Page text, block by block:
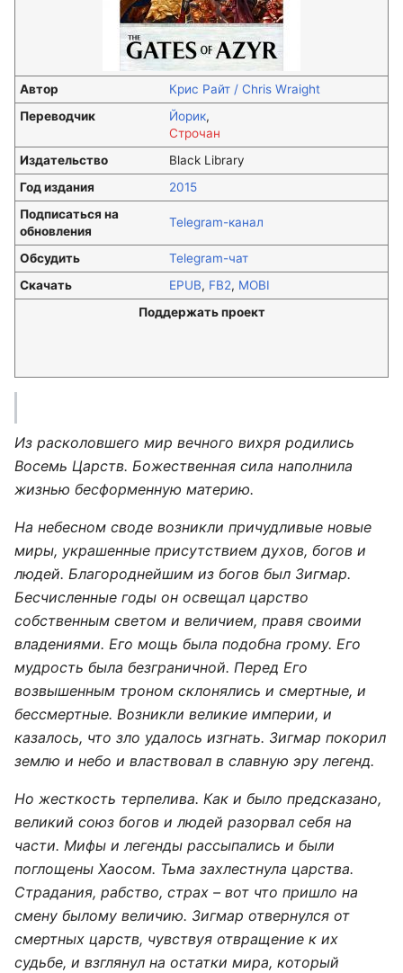
Автор
Переводчик
Йорик,
Строчан
Издательство
Black Library
Год издания
2015
Подписаться на
обновления
Telegram-канал
Обсудить
Telegram-чат
Скачать
EPUB, FB2, MOBI
Поддержать проект
Из расколовшего мир вечного вихря родились
Восемь Царств. Божественная сила наполнила
жизнью бесформенную материю.
На небесном своде возникли причудливые новые
миры, украшенные присутствием духов, богов и
людей. Благороднейшим из богов был Зигмар.
Бесчисленные годы он освещал царство
собственным светом и величием, правя своими
владениями. Его мощь была подобна грому. Его
мудрость была безграничной. Перед Его
возвышенным троном склонялись и смертные, и
бессмертные. Возникли великие империи, и
казалось, что зло удалось изгнать. Зигмар покорил
землю и небо и властвовал в славную эру легенд.
Но жесткость терпелива. Как и было предсказано,
великий союз богов и людей разорвал себя на
части. Мифы и легенды рассыпались и были
поглощены Хаосом. Тьма захлестнула царства.
Страдания, рабство, страх – вот что пришло на
смену былому величию. Зигмар отвернулся от
смертных царств, чувствуя отвращение к их
судьбе, и взглянул на остатки мира, который